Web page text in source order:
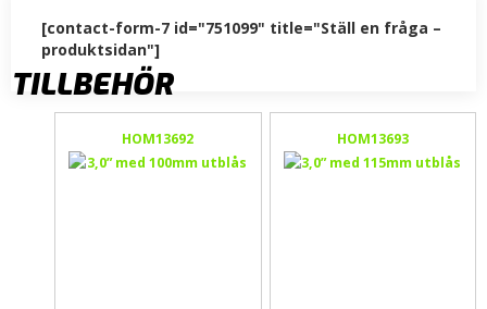
[contact-form-7 id="751099" title="Ställ en fråga –
produktsidan"]
TILLBEHÖR
HOM13692 HOM13693